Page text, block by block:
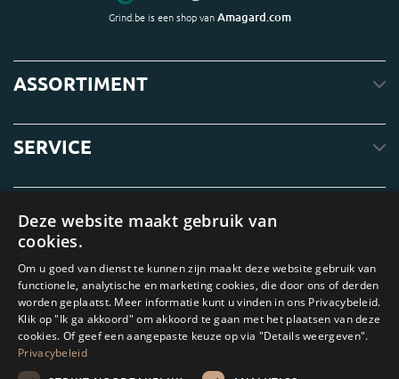
Grind.be is een shop vanAmagard.com
ASSORTIMENT
SERVICE
OVER ONS
Deze website maakt gebruik van
cookies.
Om u goed van dienst te kunnen zijn maakt deze website gebruik van
functionele, analytische en marketing cookies, die door ons of derden
worden geplaatst. Meer informatie kunt u vinden in ons Privacybeleid.
Klik op "Ik ga akkoord" om akkoord te gaan met het plaatsen van deze
cookies. Of geef een aangepaste keuze op via "Details weergeven".
Privacybeleid